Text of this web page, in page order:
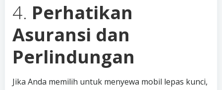
4. Perhatikan
Asuransi dan
Perlindungan
Jika Anda memilih untuk menyewa mobil lepas kunci,